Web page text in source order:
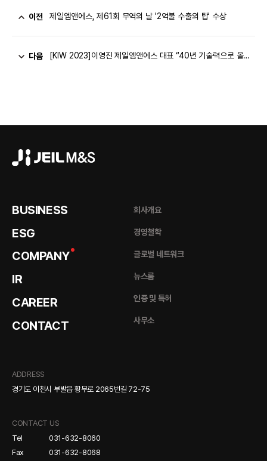
이전 제일엠앤에스, 제61회 무역의 날 '2억불 수출의 탑' 수상
다음 [KIW 2023]이영진 제일엠앤에스 대표 “40년 기술력으로 올인원 배터리 믹싱 솔루션 제공”
BUSINESS
ESG
COMPANY
IR
CAREER
CONTACT
회사개요
경영철학
글로벌 네트워크
뉴스룸
인증 및 특허
사무소
ADDRESS
경기도 이천시 부발읍 황무로 2065번길 72-75
CONTACT US
Tel
031-632-8060
Fax
031-632-8068